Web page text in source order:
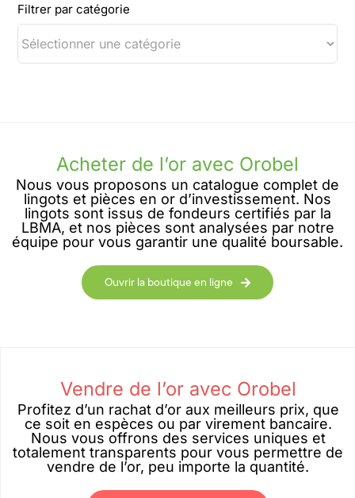
Filtrer par catégorie
Acheter de l’or avec Orobel
Nous vous proposons un catalogue complet de
lingots et pièces en or d’investissement. Nos
lingots sont issus de fondeurs certifiés par la
LBMA, et nos pièces sont analysées par notre
équipe pour vous garantir une qualité boursable.
Ouvrir la boutique en ligne
Vendre de l’or avec Orobel
Profitez d’un rachat d’or aux meilleurs prix, que
ce soit en espèces ou par virement bancaire.
Nous vous offrons des services uniques et
totalement transparents pour vous permettre de
vendre de l’or, peu importe la quantité.